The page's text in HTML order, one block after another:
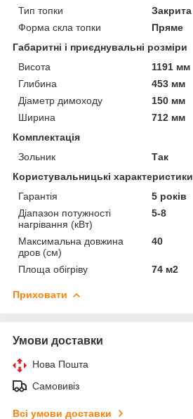
Тип топки
Закрита
Форма скла топки
Пряме
Габаритні і приєднувальні розміри
Висота
1191 мм
Глибина
453 мм
Діаметр димоходу
150 мм
Ширина
712 мм
Комплектація
Зольник
Так
Користувальницькі характеристики
Гарантія
5 років
Діапазон потужності
нагрівання (кВт)
5-8
Максимальна довжина
дров (см)
40
Площа обігріву 74 м2
Приховати
Умови доставки
Нова Пошта
Самовивіз
Всі умови доставки